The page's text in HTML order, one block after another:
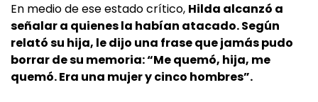
En medio de ese estado crítico, Hilda alcanzó a
señalar a quienes la habían atacado. Según
relató su hija, le dijo una frase que jamás pudo
borrar de su memoria: “Me quemó, hija, me
quemó. Era una mujer y cinco hombres”.